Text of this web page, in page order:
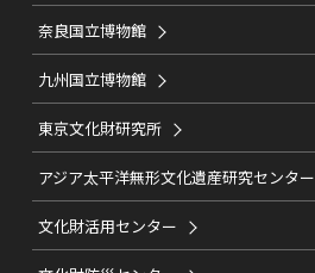
奈良国立博物館
九州国立博物館
東京文化財研究所
アジア太平洋無形文化遺産研究センター
文化財活用センター